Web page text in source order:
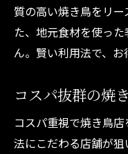
質の高い焼き鳥をリ
た、地元食材を使っ
ん。賢い利用法で、お
コスパ抜群の焼
コスパ重視で焼き鳥
法にこだわる店舗が